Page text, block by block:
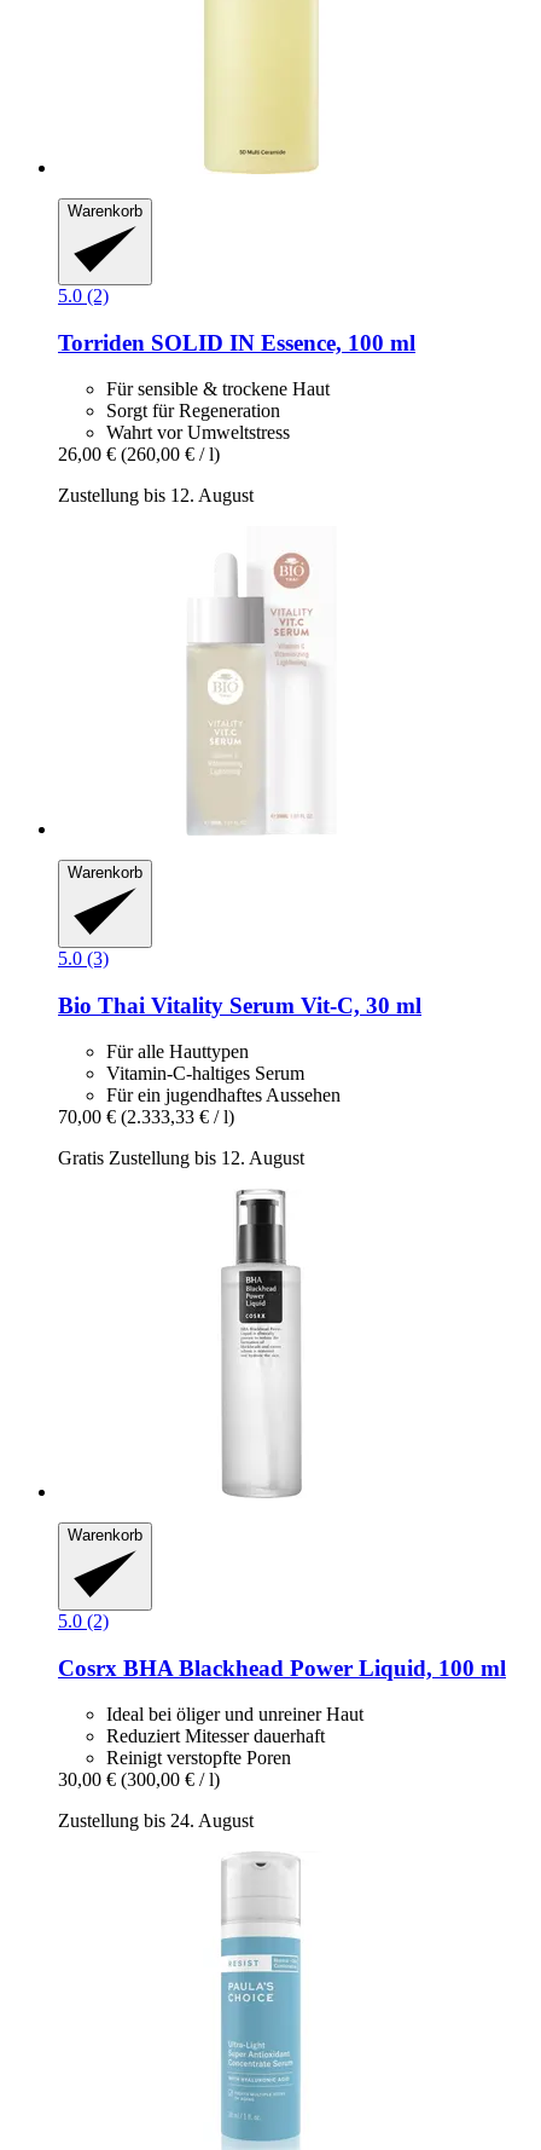
Warenkorb
5.0 (2)
Torriden SOLID IN Essence, 100 ml
Für sensible & trockene Haut
Sorgt für Regeneration
Wahrt vor Umweltstress
26,00 € (260,00 € / l)
Zustellung bis 12. August
Warenkorb
5.0 (3)
Bio Thai Vitality Serum Vit-​C, 30 ml
Für alle Hauttypen
Vitamin-C-haltiges Serum
Für ein jugendhaftes Aussehen
70,00 € (2.333,33 € / l)
Gratis Zustellung bis 12. August
Warenkorb
5.0 (2)
Cosrx BHA Blackhead Power Liquid, 100 ml
Ideal bei öliger und unreiner Haut
Reduziert Mitesser dauerhaft
Reinigt verstopfte Poren
30,00 € (300,00 € / l)
Zustellung bis 24. August